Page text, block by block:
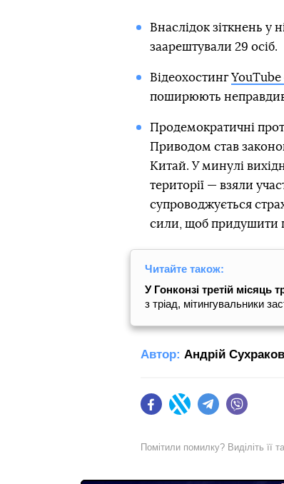
Внаслідок зіткнень у
заарештували 29 осіб.
ВідеохостингYouTube
поширюють
Продемократичні
Приводом став
Китай. У минулі
території — взяли
супроводжується
сили, щоб придушити
Читайте також:
У Гонконзі третій місяць
з тріад, мітингувальники
Автор: Андрій Сухраков
FacebookTwitter Telegram
Помітили помилку? Виділіть її